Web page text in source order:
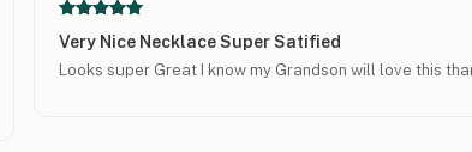
Very Nice Necklace Super Satified
Looks super Great I know my Grandson will love this